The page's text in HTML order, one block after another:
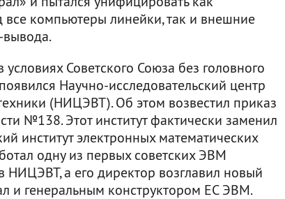
компьютеры линейки, так и внешние
вывода.
Советского Союза без головного
Научно-исследовательский центр
(НИЦЭВТ). Об этом возвестил приказ
№138. Этот институт фактически заменил
институт электронных математических
одну из первых советских ЭВМ
а его директор возглавил новый
и генеральным конструктором ЕС ЭВМ.